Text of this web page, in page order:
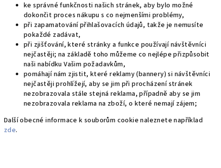
ke správné funkčnosti našich stránek, aby bylo možné
dokončit proces nákupu s co nejmenšími problémy,
při zapamatování přihlašovacích údajů, takže je nemusíte
pokaždé zadávat,
při zjišťování, které stránky a funkce používají návštěvníci
nejčastěji; na základě toho můžeme co nejlépe přizpůsobit
naši nabídku Vašim požadavkům,
pomáhají nám zjistit, které reklamy (bannery) si návštěvníci
nejčastěji prohlížejí, aby se jim při procházení stránek
nezobrazovala stále stejná reklama, případně aby se jim
nezobrazovala reklama na zboží, o které nemají zájem;
Další obecné informace k souborům cookie naleznete například
zde.